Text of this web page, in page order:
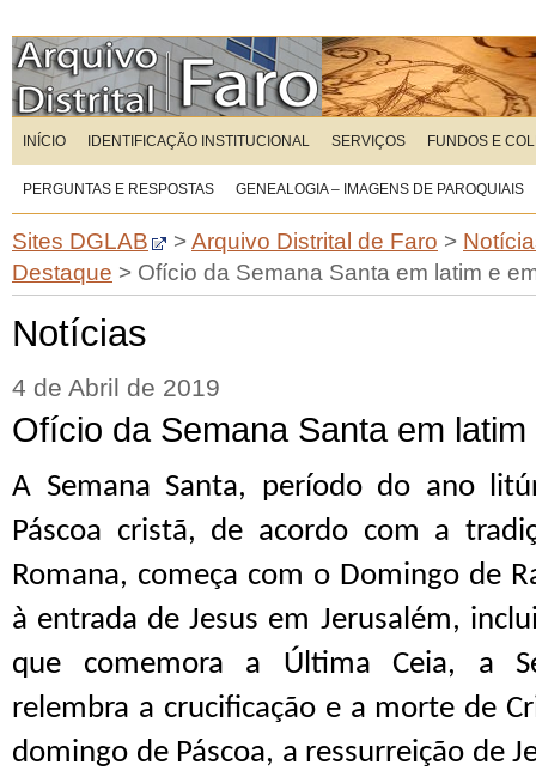
INÍCIO IDENTIFICAÇÃO INSTITUCIONAL SERVIÇOS FUNDOS E
PERGUNTAS E RESPOSTAS GENEALOGIA – IMAGENS DE PAROQUIAIS
Sites DGLAB >Arquivo Distrital de Faro >
Destaque > Ofício da Semana Santa em latim e
Notícias
4 de Abril de 2019
Ofício da Semana Santa em
A Semana Santa, período do ano
Páscoa cristã, de acordo com a
Romana, começa com o Domingo de
à entrada de Jesus em Jerusalém,
que comemora a Última Ceia, a
relembra a crucificação e a morte de
domingo de Páscoa, a ressurreição de